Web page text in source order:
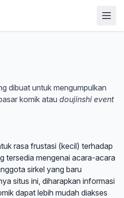
dibuat untuk mengumpulkan
komik atau doujinshi event
rasa frustasi (kecil) terhadap
tersedia mengenai acara-acara
sirkel yang baru
situs ini, diharapkan informasi
dapat lebih mudah diakses